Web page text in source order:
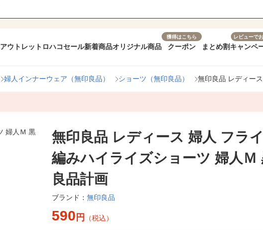
アウトレット ロハコセール新着商品オリジナル商品
獲得はこちら
クーポン まとめ割
レビューで
キャンペ
婦人インナーウェア（無印良品） ショーツ（無印良品） 無印良品 レディー
無印良品 レディース 婦人 フラ
編みハイライズショーツ 婦人Ｍ
良品計画
ブランド： 無印良品
590 円 （税込）